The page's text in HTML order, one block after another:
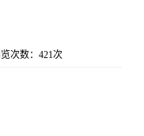
次数：421次